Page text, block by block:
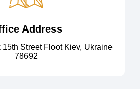
Address
Street Floot Kiev, Ukraine
78692